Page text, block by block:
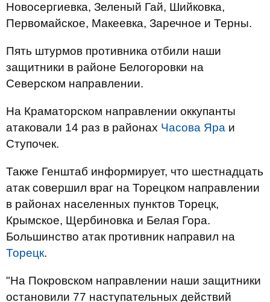
Новосергиевка, Зеленый Гай, Шийковка,
Первомайское, Макеевка, Заречное и Терны.
Пять штурмов противника отбили наши
защитники в районе Белогоровки на
Северском направлении.
На Краматорском направлении оккупанты
атаковали 14 раз в районах Часова Яра и
Ступочек.
Также Генштаб информирует, что шестнадцать
атак совершил враг на Торецком направлении
в районах населенных пунктов Торецк,
Крымское, Щербиновка и Белая Гора.
Большинство атак противник направил на
Торецк.
"На Покровском направлении наши защитники
остановили 77 наступательных действий